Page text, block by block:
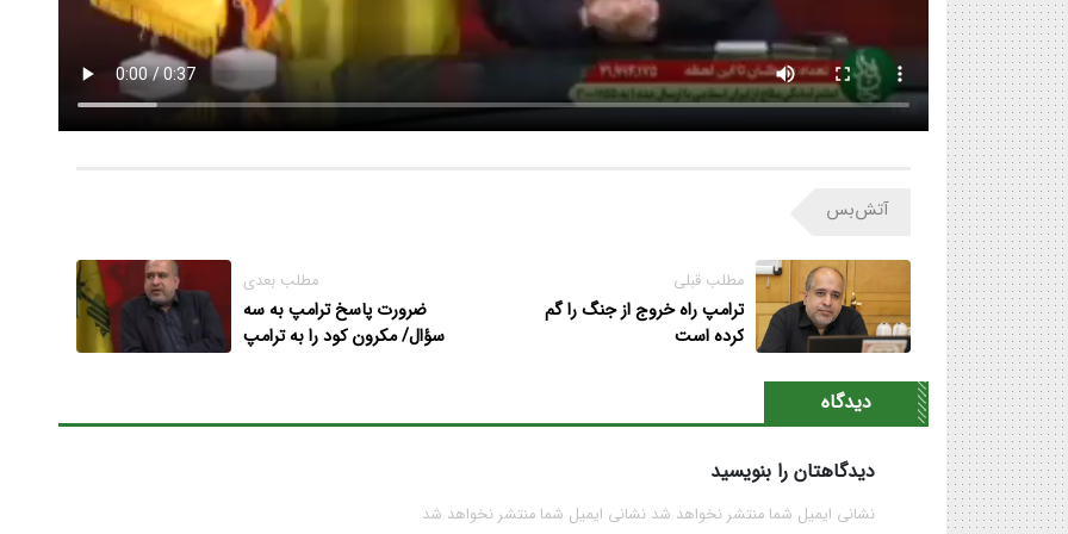
آتش‌بس
مطلب قبلی
ترامپ راه خروج از جنگ را گم
کرده است
مطلب بعدی
ضرورت پاسخ ترامپ به سه
سؤال/ مکرون کود را به ترامپ
دیدگاه
دیدگاهتان را بنویسید
نشانی ایمیل شما منتشر نخواهد شد نشانی ایمیل شما منتشر نخواهد شد